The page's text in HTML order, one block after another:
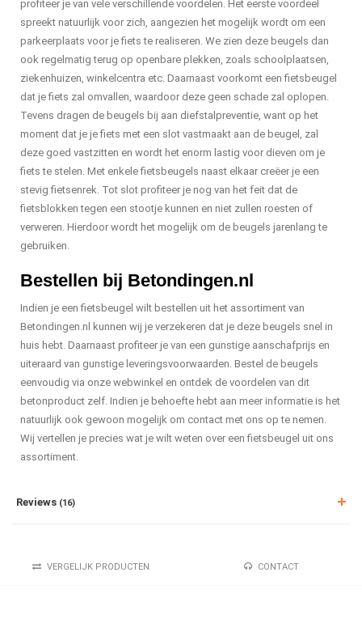
profiteer je van vele verschillende voordelen. Het eerste voordeel
spreekt natuurlijk voor zich, aangezien het mogelijk wordt om een
parkeerplaats voor je fiets te realiseren. We zien deze beugels dan
ook regelmatig terug op openbare plekken, zoals schoolplaatsen,
ziekenhuizen, winkelcentra etc. Daarnaast voorkomt een fietsbeugel
dat je fiets zal omvallen, waardoor deze geen schade zal oplopen.
Tevens dragen de beugels bij aan diefstalpreventie, want op het
moment dat je je fiets met een slot vastmaakt aan de beugel, zal
deze goed vastzitten en wordt het enorm lastig voor dieven om je
fiets te stelen. Met enkele fietsbeugels naast elkaar creëer je een
stevig fietsenrek. Tot slot profiteer je nog van het feit dat de
fietsblokken tegen een stootje kunnen en niet zullen roesten of
verweren. Hierdoor wordt het mogelijk om de beugels jarenlang te
gebruiken.
Bestellen bij Betondingen.nl
Indien je een fietsbeugel wilt bestellen uit het assortiment van
Betondingen.nl kunnen wij je verzekeren dat je deze beugels snel in
huis hebt. Daarnaast profiteer je van een gunstige aanschafprijs en
uiteraard van gunstige leveringsvoorwaarden. Bestel de beugels
eenvoudig via onze webwinkel en ontdek de voordelen van dit
betonproduct zelf. Indien je behoefte hebt aan meer informatie is het
natuurlijk ook gewoon mogelijk om contact met ons op te nemen.
Wij vertellen je precies wat je wilt weten over een fietsbeugel uit ons
assortiment.
Reviews (16)
VERGELIJK PRODUCTEN CONTACT